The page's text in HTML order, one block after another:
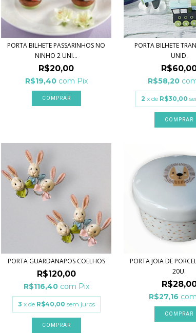
PORTA BILHETE PASSARINHOS NO
NINHO 2 UNI...
R$20,00
R$19,40 com Pix
PORTA BILHETE
UNID.
R$58,20
2 x de R$30,00
PORTA GUARDANAPOS COELHOS
R$120,00
R$116,40 com Pix
3 x de R$40,00 sem juros
PORTA JOIA DE
20U.
R$27,16 com
COMPRAR